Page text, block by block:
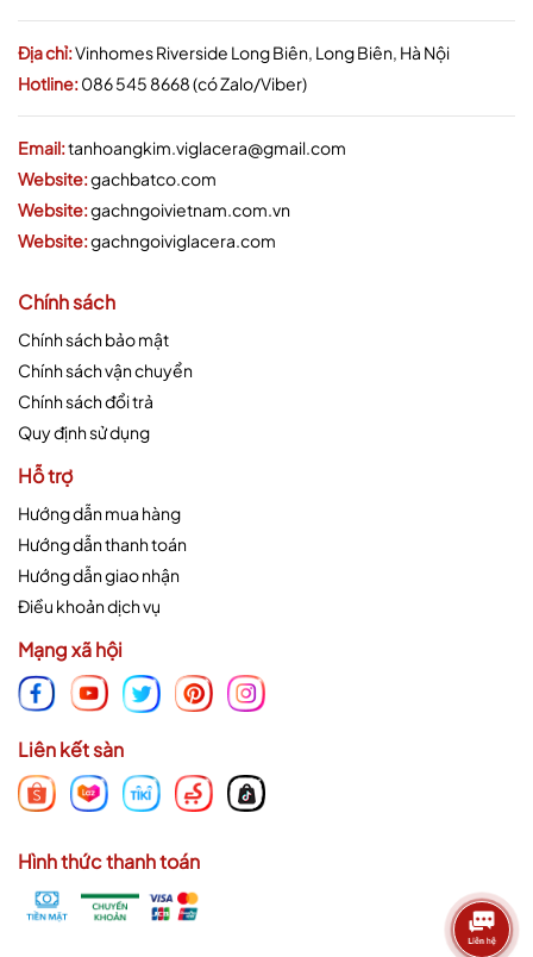
Địa chỉ:Vinhomes Riverside Long Biên, Long Biên, Hà Nội
Hotline:086 545 8668 (có Zalo/Viber)
Email:tanhoangkim.viglacera@gmail.com
Website:gachbatco.com
Website:gachngoivietnam.com.vn
Website:gachngoiviglacera.com
Chính sách
Chính sách bảo mật
Chính sách vận chuyển
Chính sách đổi trả
Quy định sử dụng
Hỗ trợ
Hướng dẫn mua hàng
Hướng dẫn thanh toán
Hướng dẫn giao nhận
Điều khoản dịch vụ
Mạng xã hội
Liên kết sàn
Hình thức thanh toán